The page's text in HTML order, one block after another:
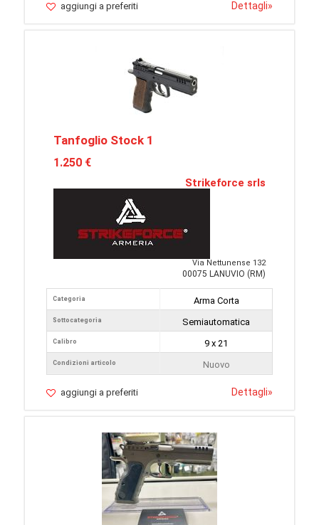
aggiungi a preferiti Dettagli»
Tanfoglio Stock 1
1.250 €
Strikeforce srls
Via Nettunense 132
00075 LANUVIO (RM)
Categoria
Sottocategoria
Calibro
Condizioni articolo
Arma Corta
Semiautomatica
9 x 21
Nuovo
aggiungi a preferiti Dettagli»